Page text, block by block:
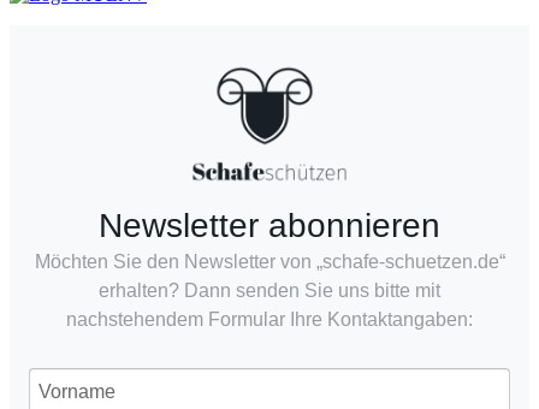
Newsletter abonnieren
Möchten Sie den Newsletter von „schafe-schuetzen.de“
erhalten? Dann senden Sie uns bitte mit
nachstehendem Formular Ihre Kontaktangaben: